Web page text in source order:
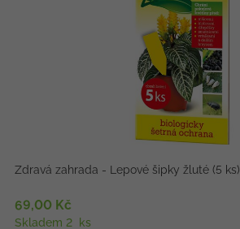
Zdravá zahrada - Lepové šipky žluté (5 ks)
69,00 Kč
Skladem 2 ks